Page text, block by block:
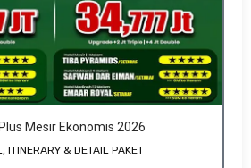
Mesir Ekonomis 2026
ITINERARY & DETAIL PAKET